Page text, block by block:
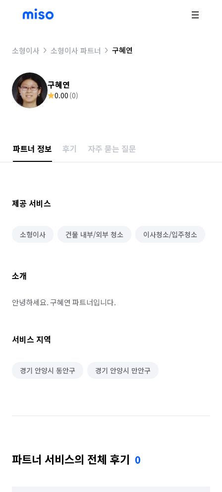
소형이사 소형이사 파트너 구혜연
구혜연
0.00 (0)
파트너 정보 후기 자주 묻는 질문
제공 서비스
소형이사 건물 내부/외부 청소 이사청소/입주청소
소개
안녕하세요. 구혜연 파트너입니다.
서비스 지역
경기 안양시 동안구 경기 안양시 만안구
파트너 서비스의 전체 후기 0